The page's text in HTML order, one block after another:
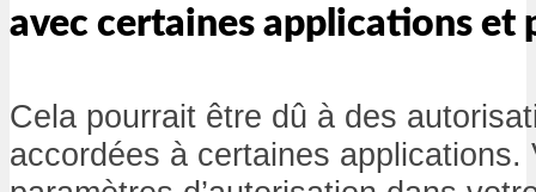
avec certaines applications et
Cela pourrait être dû à des
accordées à certaines applications.